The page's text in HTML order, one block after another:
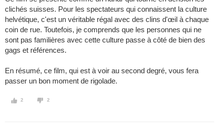
clichés suisses. Pour les spectateurs qui connaissent la culture
helvétique, c'est un véritable régal avec des clins d'œil à chaque
coin de rue. Toutefois, je comprends que les personnes qui ne
sont pas familières avec cette culture passe à côté de bien des
gags et références.
En résumé, ce film, qui est à voir au second degré, vous fera
passer un bon moment de rigolade.
2 2